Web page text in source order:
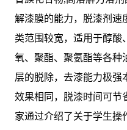
解漆膜的能力，脱漆剂速
类范围较宽，适用于醇酸
氧、聚酯、聚氨酯等各种
层的脱除，去漆能力极强
效果相同，脱漆时间可节
家通过介绍了关于学生操